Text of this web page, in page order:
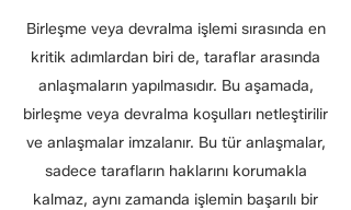
Birleşme veya devralma işlemi sırasında en
kritik adımlardan biri de, taraflar arasında
anlaşmaların yapılmasıdır. Bu aşamada,
birleşme veya devralma koşulları netleştirilir
ve anlaşmalar imzalanır. Bu tür anlaşmalar,
sadece tarafların haklarını korumakla
kalmaz, aynı zamanda işlemin başarılı bir